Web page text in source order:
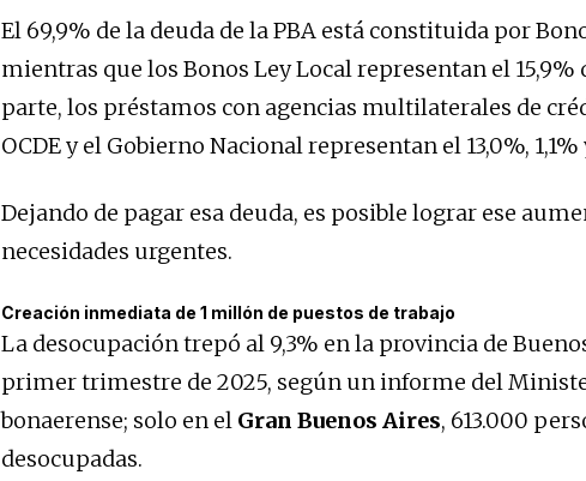
El 69,9% de la deuda de la PBA está constituida por
mientras que los Bonos Ley Local representan el 15,9%
parte, los préstamos con agencias multilaterales de
OCDE y el Gobierno Nacional representan el 13,0%, 1,1%
Dejando de pagar esa deuda, es posible lograr ese
necesidades urgentes.
Creación inmediata de 1 millón de puestos de trabajo
La desocupación trepó al 9,3% en la provincia de
primer trimestre de 2025, según un informe del
bonaerense; solo en el Gran Buenos Aires, 613.000
desocupadas.